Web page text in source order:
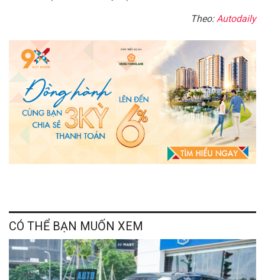
Theo:Autodaily
CÓ THỂ BẠN MUỐN XEM